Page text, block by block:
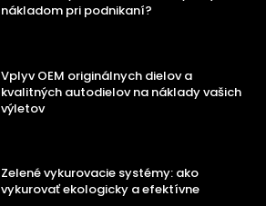
nákladom pri podnikaní?
Vplyv OEM originálnych dielov a
kvalitných autodielov na náklady vašich
výletov
Zelené vykurovacie systémy: ako
vykurovať ekologicky a efektívne